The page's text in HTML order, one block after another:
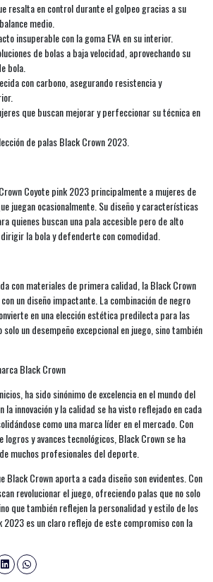
resalta en control durante el golpeo gracias a su
medio.
insuperable con la goma EVA en su interior.
de bolas a baja velocidad, aprovechando su
bola.
con carbono, asegurando resistencia y
que buscan mejorar y perfeccionar su técnica en
de palas Black Crown 2023.
Coyote pink 2023 principalmente a mujeres de
juegan ocasionalmente. Su diseño y características
quienes buscan una pala accesible pero de alto
la bola y defenderte con comodidad.
con materiales de primera calidad, la Black Crown
un diseño impactante. La combinación de negro
en una elección estética predilecta para las
un desempeño excepcional en juego, sino también
Black Crown
ha sido sinónimo de excelencia en el mundo del
la innovación y la calidad se ha visto reflejado en cada
como una marca líder en el mercado. Con
y avances tecnológicos, Black Crown se ha
muchos profesionales del deporte.
Black Crown aporta a cada diseño son evidentes. Con
revolucionar el juego, ofreciendo palas que no solo
que también reflejen la personalidad y estilo de los
2023 es un claro reflejo de este compromiso con la